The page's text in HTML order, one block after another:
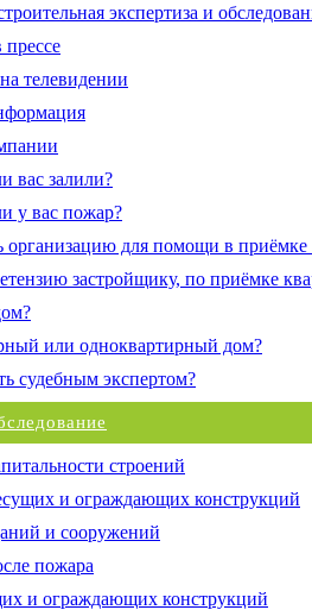
экспертиза и
телевидении
вас залили?
у вас пожар?
организацию для помощи в приёмке
застройщику, по приёмке
или одноквартирный дом?
судебным экспертом?
строений
и ограждающих конструкций
и сооружений
пожара
и ограждающих конструкций